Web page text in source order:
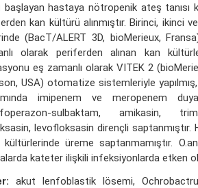
hastaya nötropenik ateş tanısı
kan kültürü alınmıştır. Birinci, ikinci
(BacT/ALERT 3D, bioMerieux,
olarak periferden alınan kan
eş zamanlı olarak VITEK 2
USA) otomatize sistemleriyle
imipenem ve meropenem
sulbaktam, amikasin,
levofloksasin dirençli saptanmıştır.
üreme saptanmamıştır.
kateter ilişkili infeksiyonlarda etken
akut lenfoblastik lösemi,